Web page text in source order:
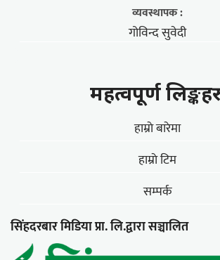
व्यवस्थापक :
गोविन्द सुवेदी
महत्वपूर्ण
हाम्राे बारेमा
हाम्राे टिम
सम्पर्क
सिंहदरबार मिडिया प्रा. लि.द्वारा सञ्चालित